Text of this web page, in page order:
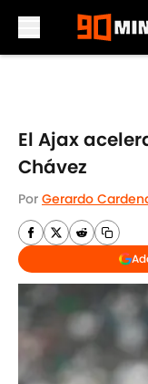
El Ajax
Chávez
Por Gerardo